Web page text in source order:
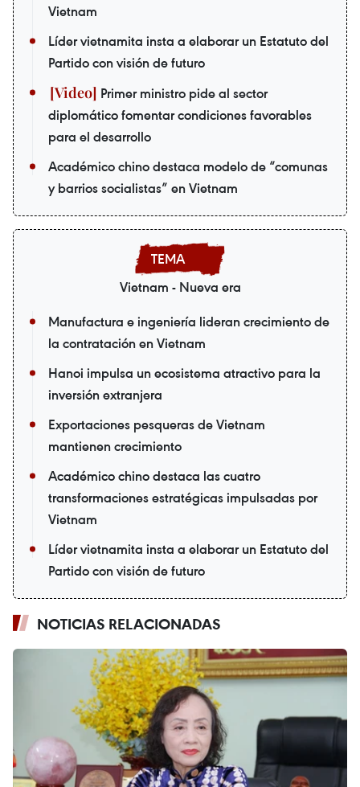
Vietnam
Líder vietnamita insta a elaborar un Estatuto del
Partido con visión de futuro
Primer ministro pide al sector
diplomático fomentar condiciones favorables
para el desarrollo
Académico chino destaca modelo de “comunas
y barrios socialistas” en Vietnam
Vietnam - Nueva era
Manufactura e ingeniería lideran crecimiento de
la contratación en Vietnam
Hanoi impulsa un ecosistema atractivo para la
inversión extranjera
Exportaciones pesqueras de Vietnam
mantienen crecimiento
Académico chino destaca las cuatro
transformaciones estratégicas impulsadas por
Vietnam
Líder vietnamita insta a elaborar un Estatuto del
Partido con visión de futuro
NOTICIAS RELACIONADAS